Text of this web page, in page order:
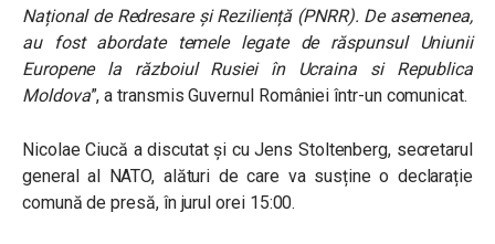
Național de Redresare și Reziliență (PNRR). De asemenea,
au fost abordate temele legate de răspunsul Uniunii
Europene la războiul Rusiei în Ucraina si Republica
Moldova”, a transmis Guvernul României într-un comunicat.
Nicolae Ciucă a discutat și cu Jens Stoltenberg, secretarul
general al NATO, alături de care va susține o declarație
comună de presă, în jurul orei 15:00.